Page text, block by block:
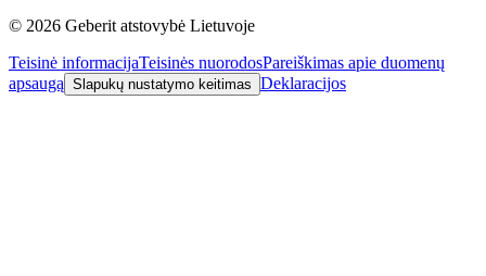
© 2026 Geberit atstovybė Lietuvoje
Teisinė informacijaTeisinės nuorodosPareiškimas apie duomenų
apsaugą Slapukų nustatymo keitimas Deklaracijos